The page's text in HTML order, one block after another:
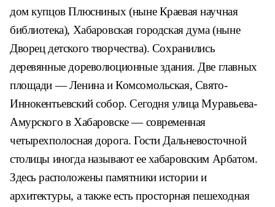
дом купцов Плюсниных (ныне Краевая научная
библиотека), Хабаровская городская дума (ныне
Дворец детского творчества). Сохранились
деревянные дореволюционные здания. Две главных
площади ― Ленина и Комсомольская, Свято-
Иннокентьевский собор. Сегодня улица Муравьева-
Амурского в Хабаровске ― современная
четырехполосная дорога. Гости Дальневосточной
столицы иногда называют ее хабаровским Арбатом.
Здесь расположены памятники истории и
архитектуры, а также есть просторная пешеходная